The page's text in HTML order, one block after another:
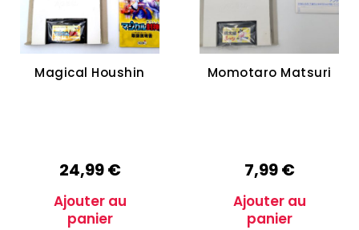
Magical Houshin
24,99€
Ajouter au
panier
Momotaro Matsuri
7,99€
Ajouter au
panier